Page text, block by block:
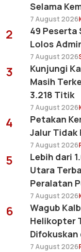
Selama
7 August 2026
2
49 Peserta
Lolos
7 August 2026
3
Kunjungi
Masih
3.218 Titik
7 August 2026
4
Petakan
Jalur Tidak
7 August 2026
5
Lebih dari
Utara
Peralatan
7 August 2026
6
Wagub
Helikopter
7 August 2026